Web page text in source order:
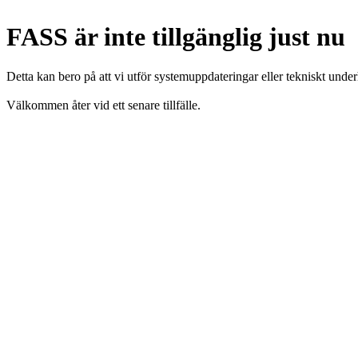
FASS är inte tillgänglig just nu
Detta kan bero på att vi utför systemuppdateringar eller tekniskt
Välkommen åter vid ett senare tillfälle.